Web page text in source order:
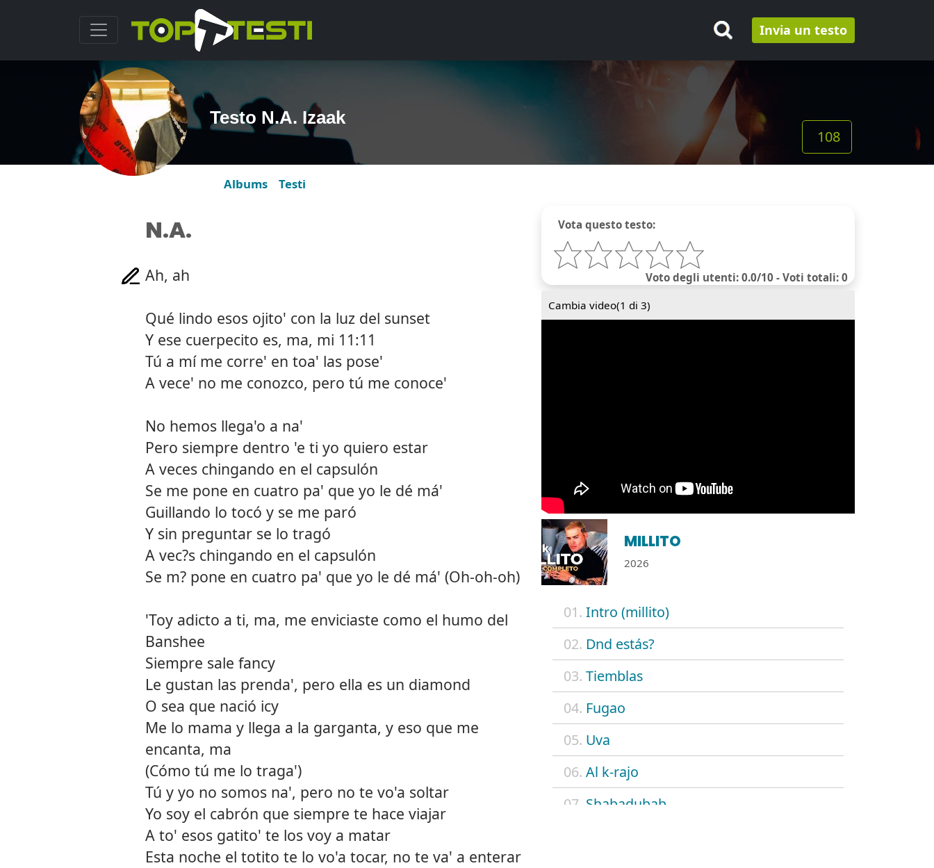
Invia un testo
Testo N.A. Izaak
108
Albums Testi
Vota questo testo:
Voto degli utenti: 0.0/10 - Voti totali: 0
Cambia video(1 di 3)
MILLITO
2026
01. Intro (millito)
02. Dnd estás?
03. Tiemblas
04. Fugao
05. Uva
06. Al k-rajo
07. Shabadubab
N.A.
Ah, ah
Qué lindo esos ojito' con la luz del sunset
Y ese cuerpecito es, ma, mi 11:11
Tú a mí me corre' en toa' las pose'
A vece' no me conozco, pero tú me conoce'
No hemos llega'o a na'
Pero siempre dentro 'e ti yo quiero estar
A veces chingando en el capsulón
Se me pone en cuatro pa' que yo le dé má'
Guillando lo tocó y se me paró
Y sin preguntar se lo tragó
A vec?s chingando en el capsulón
Se m? pone en cuatro pa' que yo le dé má' (Oh-oh-oh)
'Toy adicto a ti, ma, me enviciaste como el humo del
Banshee
Siempre sale fancy
Le gustan las prenda', pero ella es un diamond
O sea que nació icy
Me lo mama y llega a la garganta, y eso que me
encanta, ma
(Cómo tú me lo traga')
Tú y yo no somos na', pero no te vo'a soltar
Yo soy el cabrón que siempre te hace viajar
A to' esos gatito' te los voy a matar
Esta noche el totito te lo vo'a tocar, no te va' a enterar